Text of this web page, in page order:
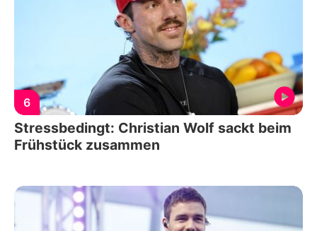
6
Stressbedingt: Christian Wolf sackt beim
Frühstück zusammen